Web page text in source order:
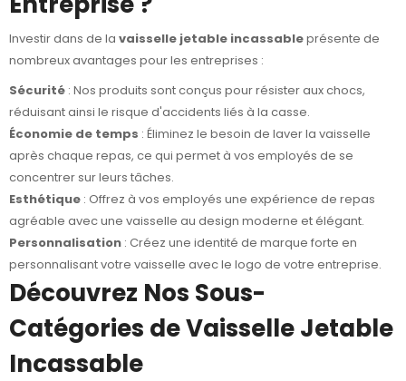
Investir dans de la vaisselle jetable incassableprésente de
nombreux avantages pour les entreprises :
Sécurité : Nos produits sont conçus pour résister aux chocs,
réduisant ainsi le risque d'accidents liés à la casse.
Économie de temps : Éliminez le besoin de laver la vaisselle
après chaque repas, ce qui permet à vos employés de se
concentrer sur leurs tâches.
Esthétique : Offrez à vos employés une expérience de repas
agréable avec une vaisselle au design moderne et élégant.
Personnalisation : Créez une identité de marque forte en
personnalisant votre vaisselle avec le logo de votre entreprise.
Découvrez Nos Sous-
Catégories de Vaisselle Jetable
Incassable